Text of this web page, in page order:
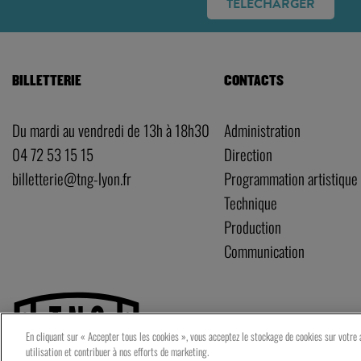
BILLETTERIE
Du mardi au vendredi de 13h à 18h30
04 72 53 15 15
billetterie@tng-lyon.fr
CONTACTS
Administration
Direction
Programmation artistique
Technique
Production
Communication
En cliquant sur « Accepter tous les cookies », vous acceptez le stockage de cookies sur
utilisation et contribuer à nos efforts de marketing.